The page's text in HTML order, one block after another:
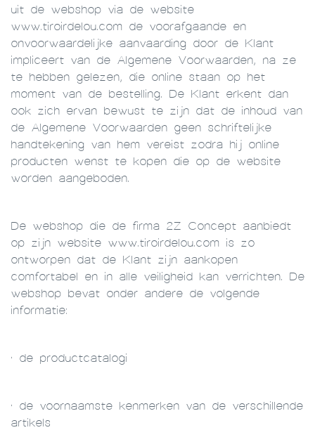
uit de webshop via de website
www.tiroirdelou.com de voorafgaande en
onvoorwaardelijke aanvaarding door de Klant
impliceert van de Algemene Voorwaarden, na ze
te hebben gelezen, die online staan op het
moment van de bestelling. De Klant erkent dan
ook zich ervan bewust te zijn dat de inhoud van
de Algemene Voorwaarden geen schriftelijke
handtekening van hem vereist zodra hij online
producten wenst te kopen die op de website
worden aangeboden.
De webshop die de firma 2Z Concept aanbiedt
op zijn website www.tiroirdelou.com is zo
ontworpen dat de Klant zijn aankopen
comfortabel en in alle veiligheid kan verrichten. De
webshop bevat onder andere de volgende
informatie:
· de productcatalogi
· de voornaamste kenmerken van de verschillende
artikels